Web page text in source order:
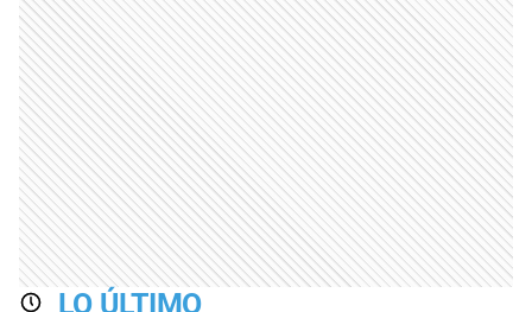
LO ÚLTIMO